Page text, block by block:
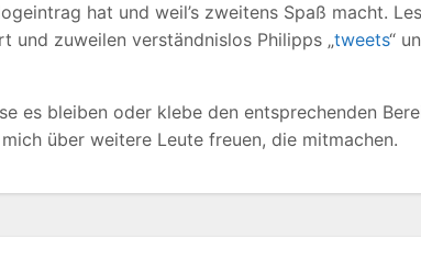
hat und weil’s zweitens Spaß macht.
und zuweilen verständnislos Philipps „tweets“
es bleiben oder klebe den entsprechenden
über weitere Leute freuen, die mitmachen.